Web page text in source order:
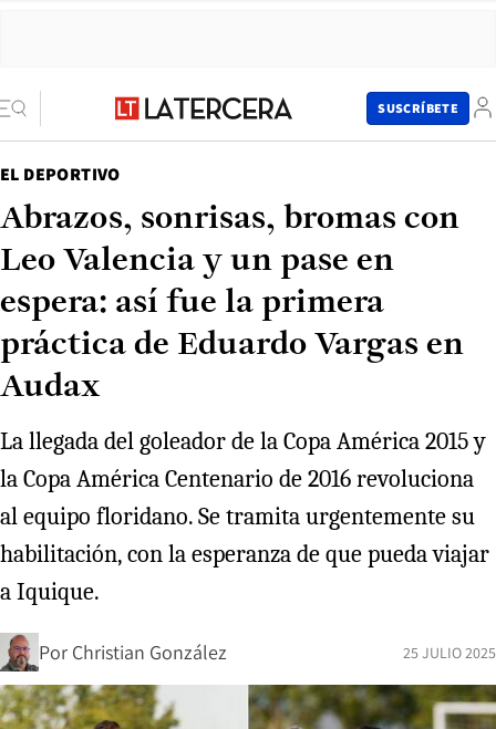
SUSCRÍBETE
EL DEPORTIVO
Abrazos, sonrisas, bromas con
Leo Valencia y un pase en
espera: así fue la primera
práctica de Eduardo Vargas en
Audax
La llegada del goleador de la Copa América 2015 y
la Copa América Centenario de 2016 revoluciona
al equipo floridano. Se tramita urgentemente su
habilitación, con la esperanza de que pueda viajar
a Iquique.
Por Christian González 25 JULIO 2025